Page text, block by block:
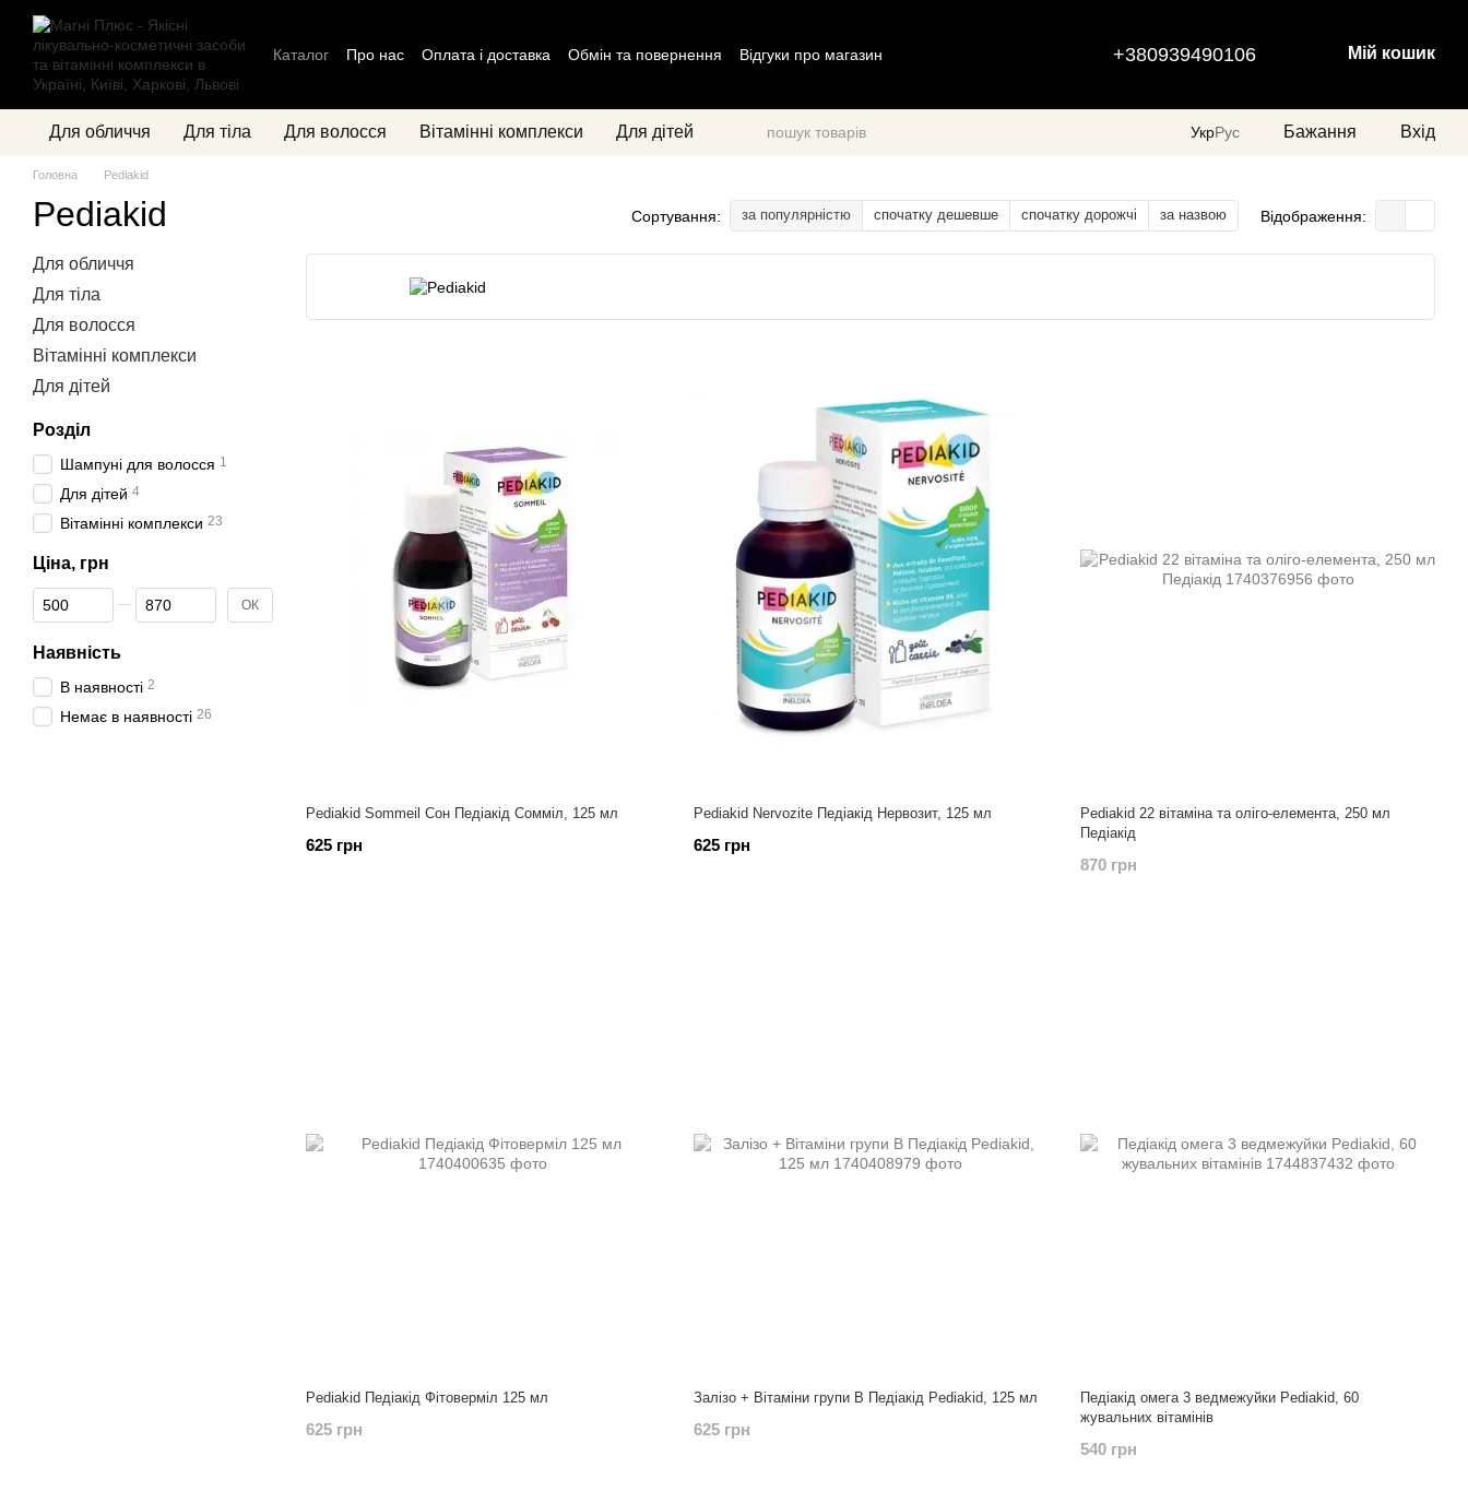
Перейти до основного контенту
Каталог Про нас Оплата і доставка Обмін та повернення
Відгуки про магазин
+380939490106 Мій кошик
Для обличчя Для тіла Для волосся Вітамінні комплекси Для дітей УкрРус Бажання Вхід
Головна Pediakid
Pediakid Сортування: за популярністю спочатку дешевше спочатку дорожчі за назвою Відображення:
Pediakid Sommeil Сон Педіакід Сомміл, 125 мл
625 грн
Pediakid Nervozite Педіакід Нервозит, 125 мл
625 грн
Pediakid 22 вітаміна та оліго-елемента, 250 мл
Педіакід
870 грн
Pediakid Педіакід Фітоверміл 125 мл
625 грн
Залізо + Вітаміни групи В Педіакід Pediakid, 125 мл
625 грн
Педіакід омега 3 ведмежуйки Pediakid, 60
жувальних вітамінів
540 грн
Для обличчя
Для тіла
Для волосся
Вітамінні комплекси
Для дітей
Розділ
Шампуні для волосся 1
Для дітей 4
Вітамінні комплекси 23
Ціна, грн
Від Ціна, грн
До Ціна, грн ОК
Наявність
В наявності 2
Немає в наявності 26